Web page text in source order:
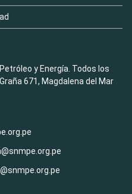
y Energía. Todos los
671, Magdalena del Mar